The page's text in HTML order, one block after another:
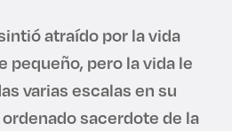
atraído por la vida
pequeño, pero la vida le
varias escalas en su
sacerdote de la